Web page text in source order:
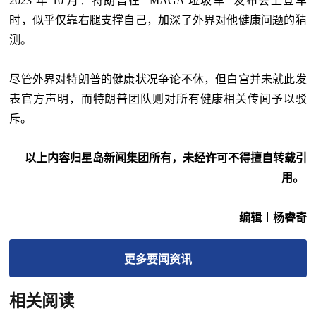
时，似乎仅靠右腿支撑自己，加深了外界对他健康问题的猜
测。
尽管外界对特朗普的健康状况争论不休，但白宫并未就此发
表官方声明，而特朗普团队则对所有健康相关传闻予以驳
斥。
以上内容归星岛新闻集团所有，未经许可不得擅自转载引
用。
编辑︱杨睿奇
更多要闻资讯
相关阅读